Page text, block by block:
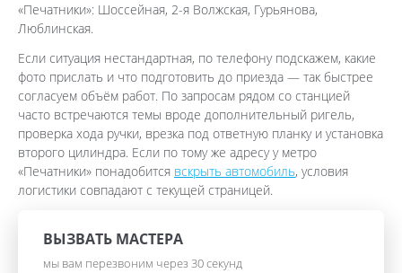
«Печатники»: Шоссейная, 2-я Волжская, Гурьянова,
Люблинская.
Если ситуация нестандартная, по телефону подскажем, какие
фото прислать и что подготовить до приезда — так быстрее
согласуем объём работ. По запросам рядом со станцией
часто встречаются темы вроде дополнительный ригель,
проверка хода ручки, врезка под ответную планку и установка
второго цилиндра. Если по тому же адресу у метро
«Печатники» понадобится вскрыть автомобиль, условия
логистики совпадают с текущей страницей.
ВЫЗВАТЬ МАСТЕРА
мы вам перезвоним через 30 секунд